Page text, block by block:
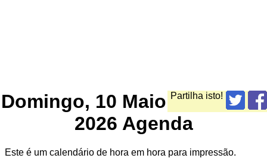
Partilha isto!
Domingo, 10 Maio
2026 Agenda
Este é um calendário de hora em hora para impressão.